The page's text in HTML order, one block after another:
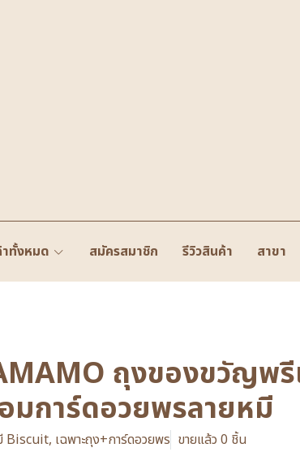
ทั้งหมด สมัครสมาชิก รีวิวสินค้า สาขา
ถุงของขวัญพ
มการ์ดอวยพรลายหมี
Biscuit, เฉพาะถุง+การ์ดอวยพร ขายแล้ว 0 ชิ้น